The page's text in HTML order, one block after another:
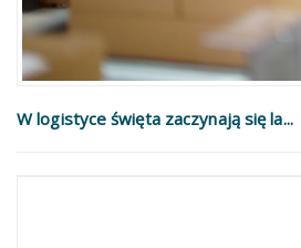
W logistyce święta zaczynają się la...